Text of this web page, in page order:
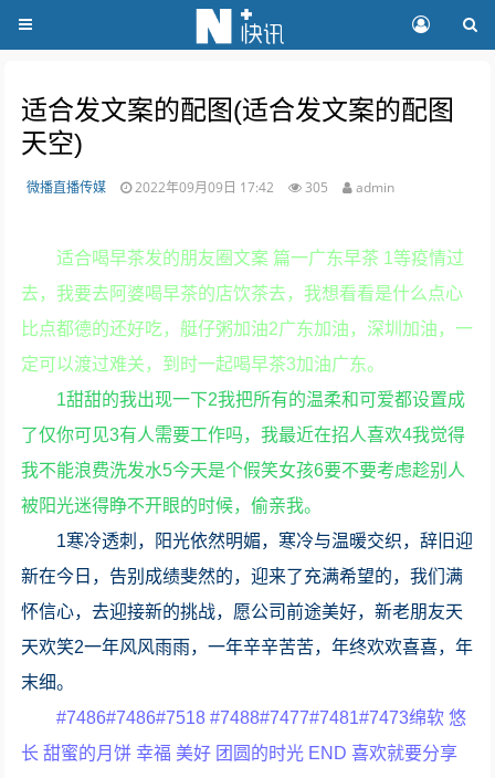
适合发文案的配图(适合发文案的配图
天空)
微播直播传媒 2022年09月09日 17:42 305 admin
适合喝早茶发的朋友圈文案 篇一广东早茶 1等疫情过
去，我要去阿婆喝早茶的店饮茶去，我想看看是什么点心
比点都德的还好吃，艇仔粥加油2广东加油，深圳加油，一
定可以渡过难关，到时一起喝早茶3加油广东。
1甜甜的我出现一下2我把所有的温柔和可爱都设置成
了仅你可见3有人需要工作吗，我最近在招人喜欢4我觉得
我不能浪费洗发水5今天是个假笑女孩6要不要考虑趁别人
被阳光迷得睁不开眼的时候，偷亲我。
1寒冷透刺，阳光依然明媚，寒冷与温暖交织，辞旧迎
新在今日，告别成绩斐然的，迎来了充满希望的，我们满
怀信心，去迎接新的挑战，愿公司前途美好，新老朋友天
天欢笑2一年风风雨雨，一年辛辛苦苦，年终欢欢喜喜，年
末细。
#7486#7486#7518 #7488#7477#7481#7473绵软 悠
长 甜蜜的月饼 幸福 美好 团圆的时光 END 喜欢就要分享